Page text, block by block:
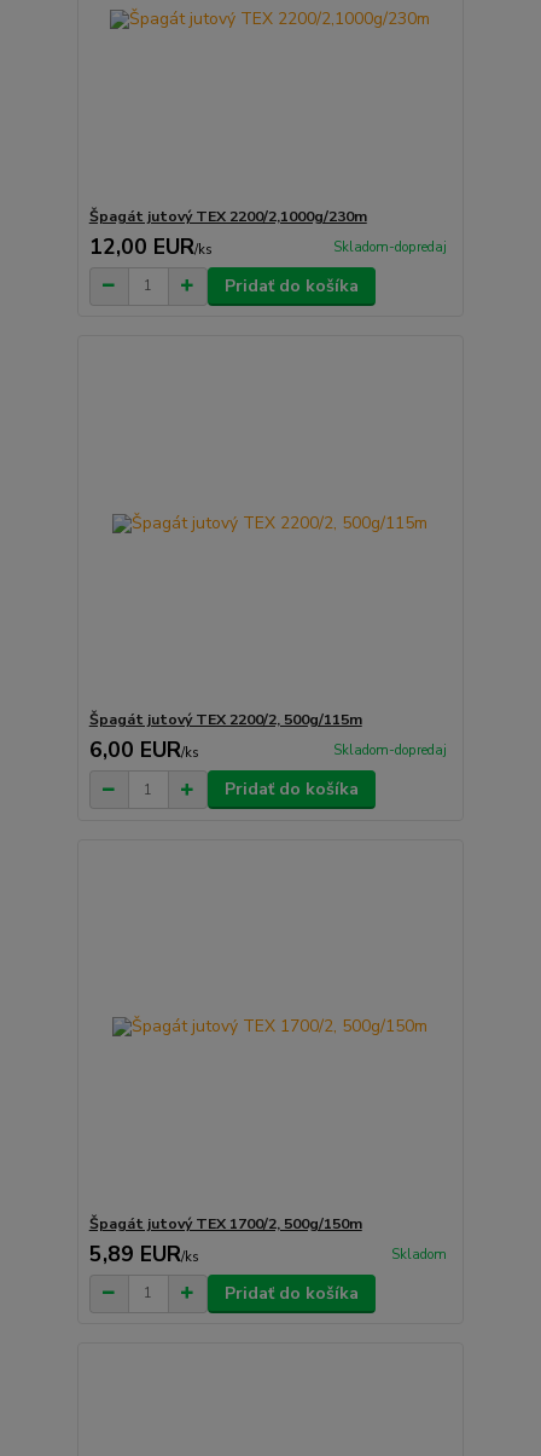
Špagát jutový TEX 2200/2,1000g/230m
12,00 EUR/ks Skladom-dopredaj
Pridať do košíka
Špagát jutový TEX 2200/2, 500g/115m
6,00 EUR/ks Skladom-dopredaj
Pridať do košíka
Špagát jutový TEX 1700/2, 500g/150m
5,89 EUR/ks Skladom
Pridať do košíka